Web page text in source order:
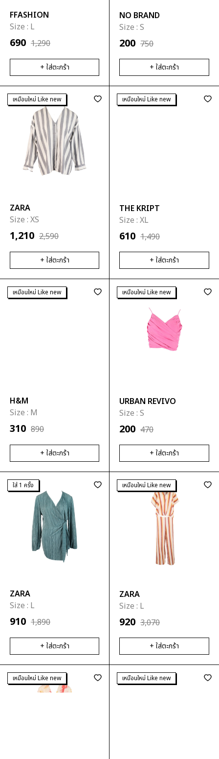
FFASHION
Size : L
690 1,290
+ ใส่ตะกร้า
NO BRAND
Size : S
200 750
+ ใส่ตะกร้า
เหมือนใหม่ Like new
ZARA
Size : XS
1,210 2,590
+ ใส่ตะกร้า
เหมือนใหม่ Like new
THE KRIPT
Size : XL
610 1,490
+ ใส่ตะกร้า
เหมือนใหม่ Like new
H&M
Size : M
310 890
+ ใส่ตะกร้า
เหมือนใหม่ Like new
URBAN REVIVO
Size : S
200 470
+ ใส่ตะกร้า
ใส่ 1 ครั้ง
ZARA
Size : L
910 1,890
+ ใส่ตะกร้า
เหมือนใหม่ Like new
ZARA
Size : L
920 3,070
+ ใส่ตะกร้า
เหมือนใหม่ Like new เหมือนใหม่ Like new